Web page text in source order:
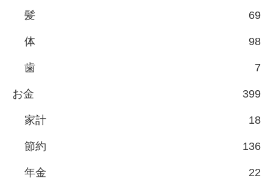
髪 69
体 98
歯 7
お金 399
家計 18
節約 136
年金 22